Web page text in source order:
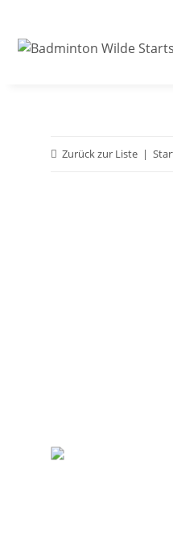
Zurück zur Liste